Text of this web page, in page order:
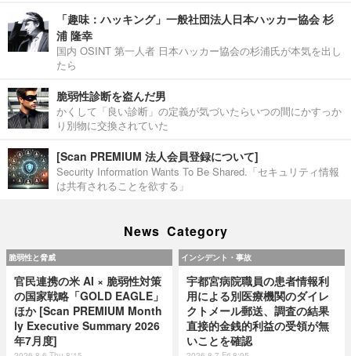
「趣味：ハッキング」一般社団法人日本ハッカー協会 杉
浦 隆幸
国内 OSINT 第一人者 日本ハッカー協会の杉浦氏が本気を出し
たら
脆弱性診断を盗んだ男
かくして「良い診断」の定義が気づいたらいつの間にかすっか
り別物に交換されていた
[Scan PREMIUM 法人会員登録について]
Security Information Wants To Be Shared.「セキュリティ情報
は共有されることを欲する」
News Category
脆弱性と脅威
官民連携の米 AI × 脆弱性対策
の国家戦略「GOLD EAGLE」
ほか [Scan PREMIUM Month
ly Executive Summary 2026
年7月度]
インシデント・事故
宇都宮病院職員の患者情報利
用による別医療機関のダイレ
クトメール郵送、調査の結果
直接的金銭的利益の受領が無
いことを確認